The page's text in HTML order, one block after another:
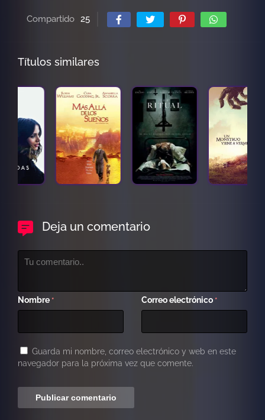
Compartido 25
Títulos similares
Deja un comentario
Nombre * Correo electrónico *
Guarda mi nombre, correo electrónico y web en este
navegador para la próxima vez que comente.